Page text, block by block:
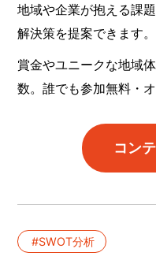
地域や企業が抱える課
解決策を提案できます。
賞金やユニークな地域
数。誰でも参加無料・
コン
SWOT分析